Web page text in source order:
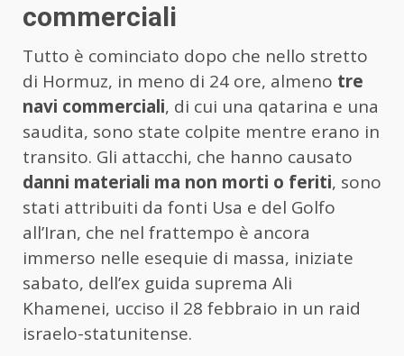
commerciali
Tutto è cominciato dopo che nello stretto
di Hormuz, in meno di 24 ore, almeno tre
navi commerciali, di cui una qatarina e una
saudita, sono state colpite mentre erano in
transito. Gli attacchi, che hanno causato
danni materiali ma non morti o feriti, sono
stati attribuiti da fonti Usa e del Golfo
all’Iran, che nel frattempo è ancora
immerso nelle esequie di massa, iniziate
sabato, dell’ex guida suprema Ali
Khamenei, ucciso il 28 febbraio in un raid
israelo-statunitense.